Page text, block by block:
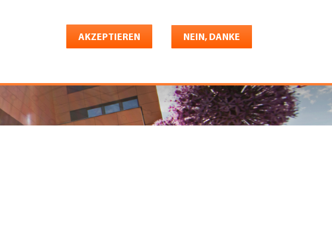
AKZEPTIEREN NEIN, DANKE
Jobs & Karriere Shop Konto Deutsch